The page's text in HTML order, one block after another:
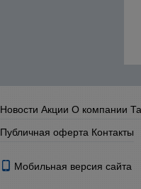
Новости Акции О компании
Публичная оферта Контакты
Мобильная версия сайта